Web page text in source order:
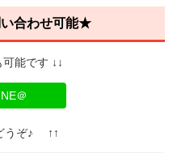
合わせ可能★
能です ↓↓
＠
うぞ♪ ↑↑